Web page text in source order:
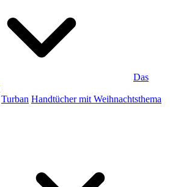
Das
Turban Handtücher mit Weihnachtsthema